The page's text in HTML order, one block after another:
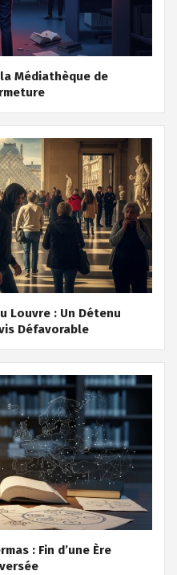
Médiathèque de
Louvre : Un Détenu
Défavorable
: Fin d’une Ère